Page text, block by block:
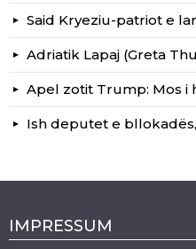
Said Kryeziu-patriot e
Adriatik Lapaj (Greta
Apel zotit Trump: Mos i
Ish deputet e
IMPRESSUM